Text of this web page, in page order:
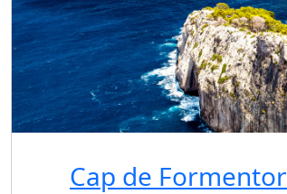
Cap de Formentor